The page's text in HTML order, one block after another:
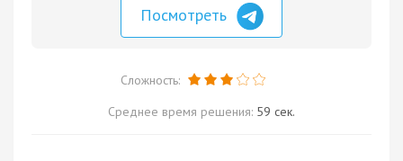
Посмотреть
Сложность:
Среднее время решения: 59 сек.